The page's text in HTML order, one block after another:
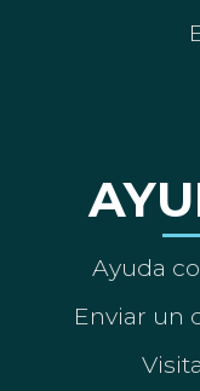
Ayuda
Enviar un